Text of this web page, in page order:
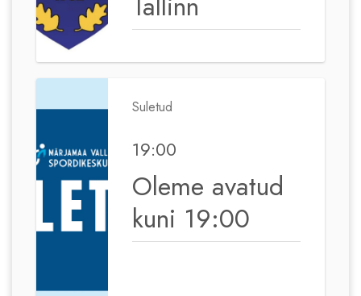
Suletud
19:00
Oleme avatud
kuni 19:00